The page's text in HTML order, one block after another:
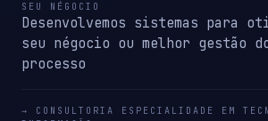
SEU NÉGOCIO
Desenvolvemos sistemas para
seu négocio ou melhor gestão
processo
→ CONSULTORIA ESPECIALIDADE EM